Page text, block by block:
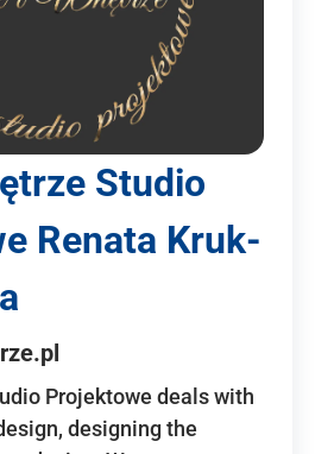
Studio
Renata Kruk-
Projektowe deals with
designing the